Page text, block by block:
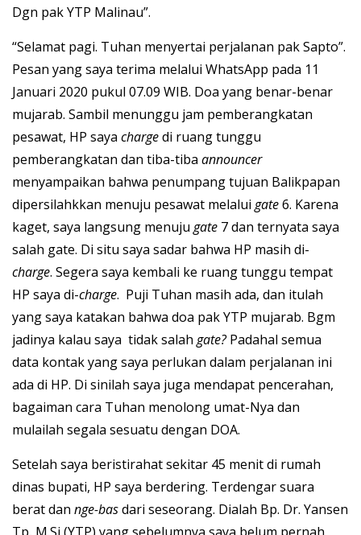
Dgn pak YTP Malinau”.
“Selamat pagi. Tuhan menyertai perjalanan pak Sapto”.
Pesan yang saya terima melalui WhatsApp pada 11
Januari 2020 pukul 07.09 WIB. Doa yang benar-benar
mujarab. Sambil menunggu jam pemberangkatan
pesawat, HP saya chargedi ruang tunggu
pemberangkatan dan tiba-tiba announcer
menyampaikan bahwa penumpang tujuan Balikpapan
dipersilahkkan menuju pesawat melalui gate6. Karena
kaget, saya langsung menuju gate 7 dan ternyata saya
salah gate. Di situ saya sadar bahwa HP masih di-
charge. Segera saya kembali ke ruang tunggu tempat
HP saya di-charge. Puji Tuhan masih ada, dan itulah
yang saya katakan bahwa doa pak YTP mujarab. Bgm
jadinya kalau saya tidak salah gate?Padahal semua
data kontak yang saya perlukan dalam perjalanan ini
ada di HP. Di sinilah saya juga mendapat pencerahan,
bagaiman cara Tuhan menolong umat-Nya dan
mulailah segala sesuatu dengan DOA.
Setelah saya beristirahat sekitar 45 menit di rumah
dinas bupati, HP saya berdering. Terdengar suara
berat dan nge-basdari seseorang. Dialah Bp. Dr. Yansen